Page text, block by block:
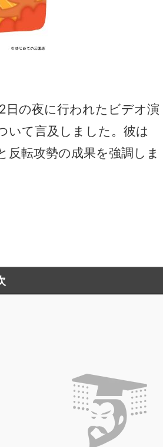
日の夜に行われたビデオ演
いて言及しました。彼は
反転攻勢の成果を強調しま